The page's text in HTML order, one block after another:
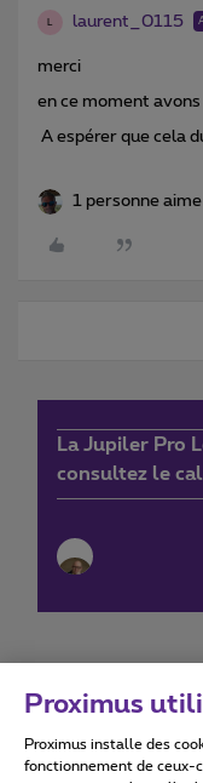
laurent_0115
merci
en ce moment avons
A espérer que cela
1 personne aime
La Jupiler Pro
consultez le
Conditions
Proximus
Proximus installe des
fonctionnement de ceux-